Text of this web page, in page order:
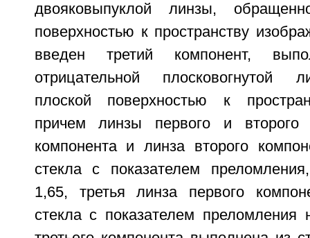
двояковыпуклой линзы,
поверхностью к пространству
введен третий компонент,
отрицательной плосковогнутой
плоской поверхностью к
причем линзы первого и второго
компонента и линза второго
стекла с показателем
1,65, третья линза первого
стекла с показателем